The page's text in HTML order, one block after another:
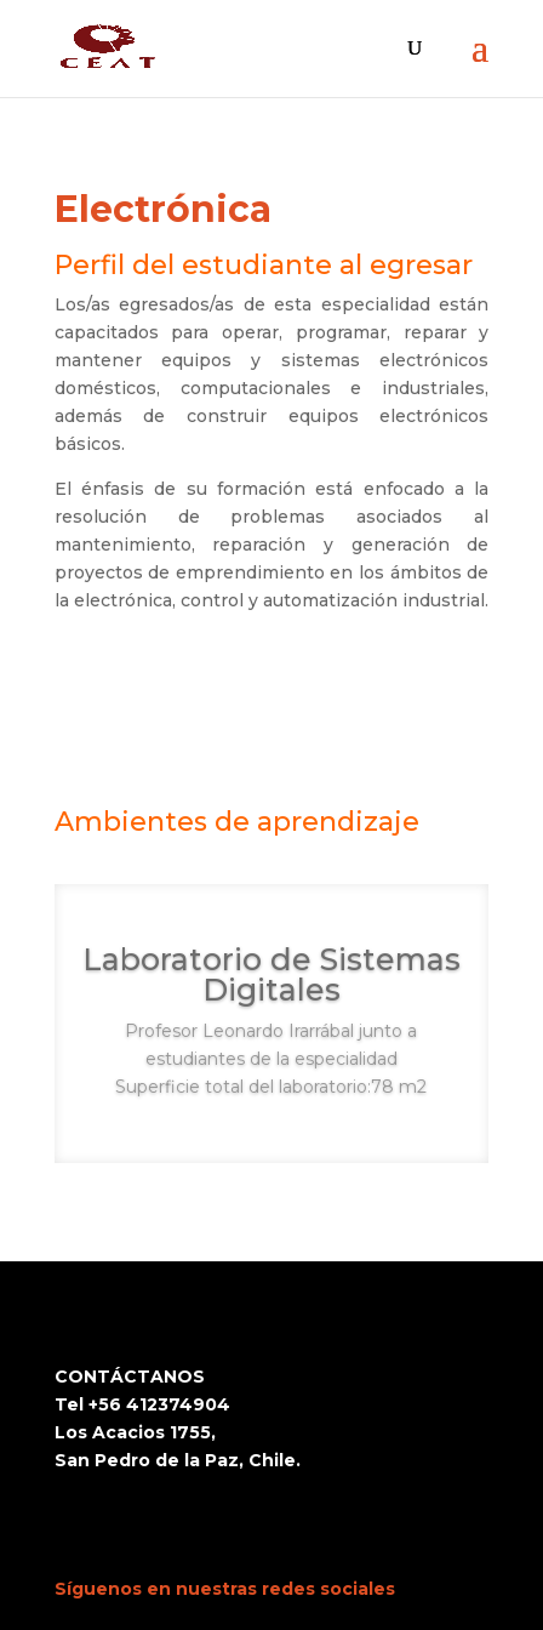
Electrónica
Perfil del estudiante al egresar
Los/as egresados/as de esta especialidad están
capacitados para operar, programar, reparar y
mantener equipos y sistemas electrónicos
domésticos, computacionales e industriales,
además de construir equipos electrónicos
básicos.
El énfasis de su formación está enfocado a la
resolución de problemas asociados al
mantenimiento, reparación y generación de
proyectos de emprendimiento en los ámbitos de
la electrónica, control y automatización industrial.
Ambientes de aprendizaje
Laboratorio de Sistemas
Digitales
Profesor Leonardo Irarrábal junto a
estudiantes de la especialidad
Superficie total del laboratorio:78 m2
CONTÁCTANOS
Tel +56 412374904
Los Acacios 1755,
San Pedro de la Paz, Chile.
Síguenos en nuestras redes sociales